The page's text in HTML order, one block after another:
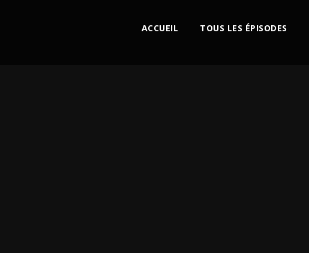
ACCUEIL TOUS LES ÉPISODES